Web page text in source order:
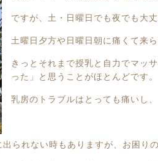
ですが、土・日曜日でも夜でも大
土曜日夕方や日曜日朝に痛くて来
きっとそれまで授乳と自力でマッ
った」と思うことがほとんどです。
乳房のトラブルはとっても痛いし
られない時もありますが、お困り